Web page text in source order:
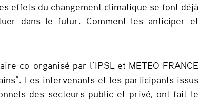
effets du changement climatique se font déjà
dans le futur. Comment les anticiper et
co-organisé par l’IPSL et METEO FRANCE
Les intervenants et les participants issus
des secteurs public et privé, ont fait le